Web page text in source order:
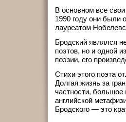
В основном все
1990 году они были
лауреатом
Бродский являлся
поэтов, но и одной
поэзии, его
Стихи этого поэта
Долгая жизнь за
частности, большое
английской
Бродского — это